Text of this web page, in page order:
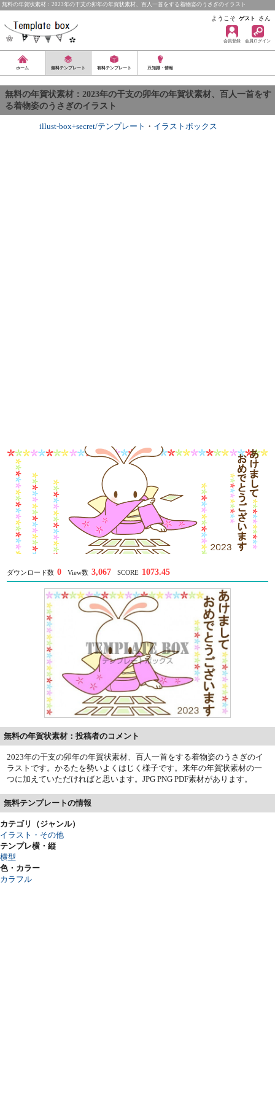
無料の年賀状素材：2023年の干支の卯年の年賀状素材、百人一首をする着物姿のうさぎのイラスト
ようこそ ゲスト さん
会員登録 会員ログイン
ホーム 無料テンプレート 有料テンプレート 豆知識・情報
無料の年賀状素材：2023年の干支の卯年の年賀状素材、百人一首をす
る着物姿のうさぎのイラスト
illust-box+secret/テンプレート ・ イラストボックス
ダウンロード数 0 View数 3,067 SCORE 1073.45
無料の年賀状素材：投稿者のコメント
2023年の干支の卯年の年賀状素材、百人一首をする着物姿のうさぎのイ
ラストです。かるたを勢いよくはじく様子です。来年の年賀状素材の一
つに加えていただければと思います。JPG PNG PDF素材があります。
無料テンプレートの情報
カテゴリ（ジャンル）
イラスト・その他
テンプレ横・縦
横型
色・カラー
カラフル